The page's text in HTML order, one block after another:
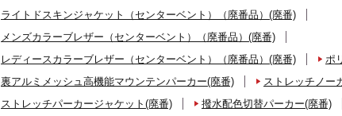
ライトドスキンジャケット（センターベント）（廃番品）(廃番)
メンズカラーブレザー（センターベント）（廃番品）(廃番)
レディースカラーブレザー（センターベント）（廃番品）(廃番)
ポ
裏アルミメッシュ高機能マウンテンパーカー(廃番)
ストレッチノー
ストレッチパーカージャケット(廃番)
撥水配色切替パーカー(廃番)